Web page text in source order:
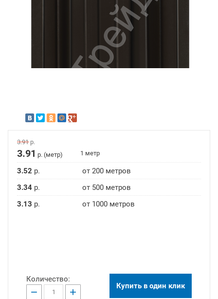
3.91р.
3.91 р. (метр) 1 метр
3.52 р.
от 200 метров
3.34 р.
от 500 метров
3.13 р. от 1000 метров
Количество:
− + Купить в один клик